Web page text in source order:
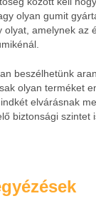
olyan gumit
olyat, amelynek az
beszélhetünk
olyan terméket
elvárásnak
biztonsági szintet